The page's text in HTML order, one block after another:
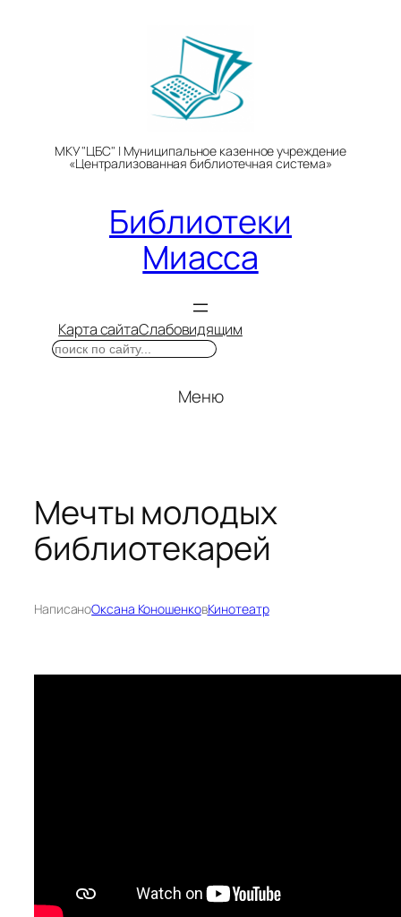
МКУ "ЦБС" | Муниципальное казенное учреждение
«Централизованная библиотечная система»
Библиотеки
Миасса
Карта сайтаСлабовидящим
Поиск
Меню
Мечты молодых
библиотекарей
НаписаноОксана КоношенковКинотеатр